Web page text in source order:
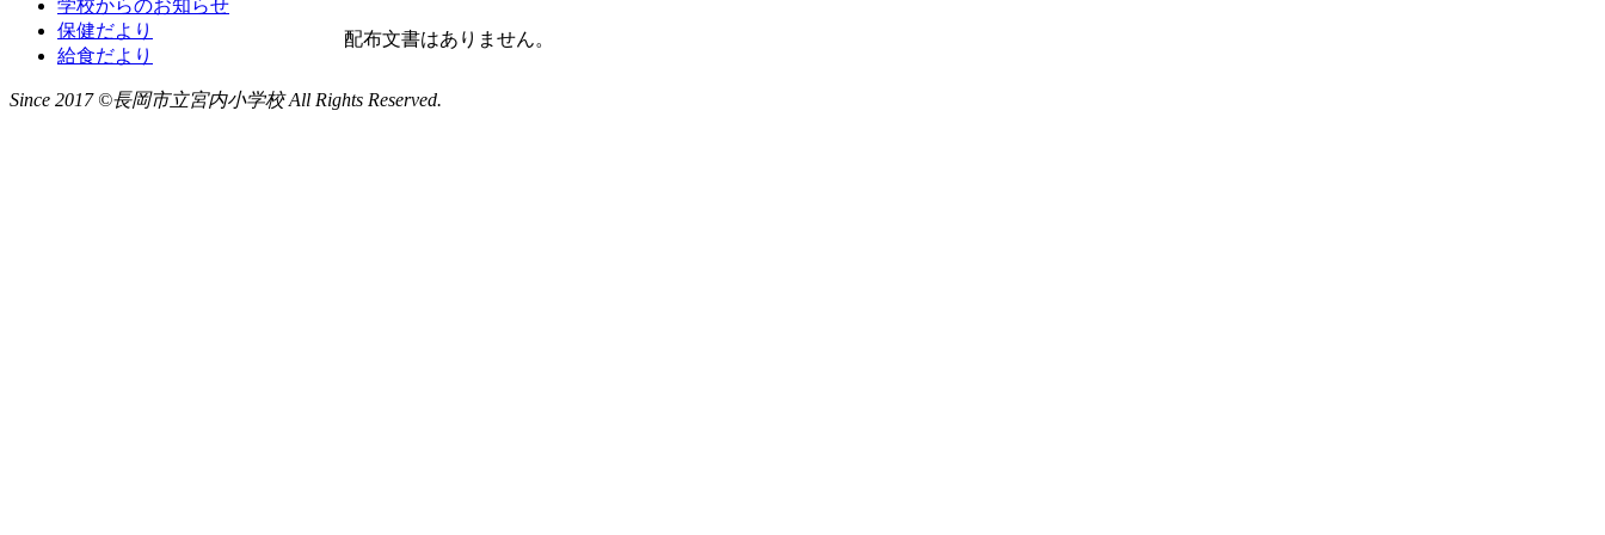
学校からのお知らせ
保健だより
給食だより
配布文書はありません。
Since 2017 ©長岡市立宮内小学校 All Rights Reserved.